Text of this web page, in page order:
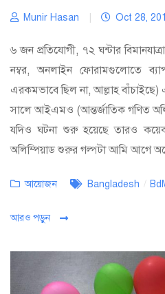
Munir Hasan Oct 28,
৬ জন প্রতিযোগী, ৭২ ঘন্টার
নম্বর, অনলাইন ফোরামগুলোতে
এরকমভাবে ছিল না, আল্লাহ
সালে আইএমও (আন্তর্জাতিক গণিত
যদিও ঘটনা শুরু হয়েছে তারও
অলিম্পিয়াড শুরুর গল্পটা আমি আগে
Categories
আয়োজন Tags
Bangladesh /
আরও পড়ুন